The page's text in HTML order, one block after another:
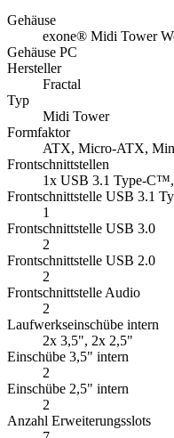
Gehäuse
exone® Midi Tower
Gehäuse PC
Hersteller
Fractal
Typ
Midi Tower
Formfaktor
ATX, Micro-ATX,
Frontschnittstellen
1x USB 3.1 Type-
Frontschnittstelle USB 3.1
1
Frontschnittstelle USB 3.0
2
Frontschnittstelle USB 2.0
2
Frontschnittstelle Audio
2
Laufwerkseinschübe intern
2x 3,5", 2x 2,5"
Einschübe 3,5" intern
2
Einschübe 2,5" intern
2
Anzahl Erweiterungsslots